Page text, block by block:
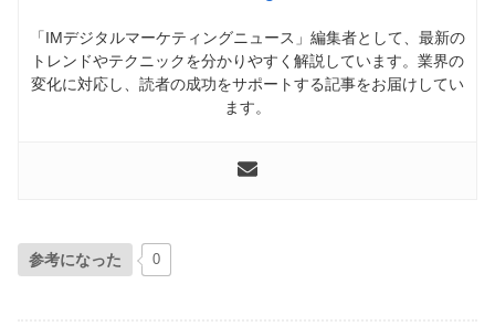
「IMデジタルマーケティングニュース」編集者として、最新の
トレンドやテクニックを分かりやすく解説しています。業界の
変化に対応し、読者の成功をサポートする記事をお届けしてい
ます。
参考になった 0